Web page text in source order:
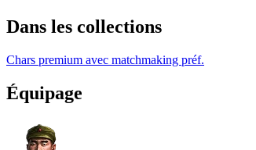
Dans les collections
Chars premium avec matchmaking préf.
Équipage